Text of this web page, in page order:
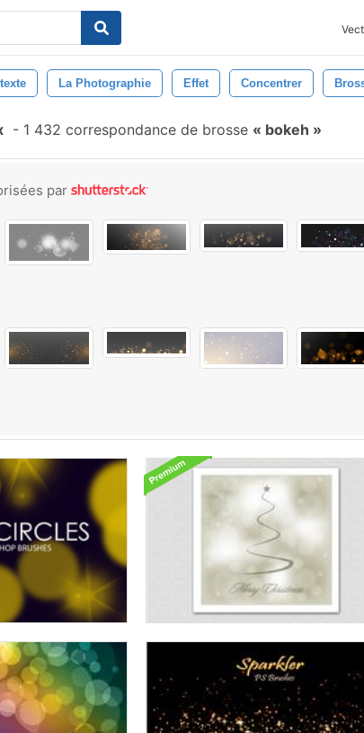
La Photographie Effet Concentrer
- 1 432 correspondance de brosse bokeh
par